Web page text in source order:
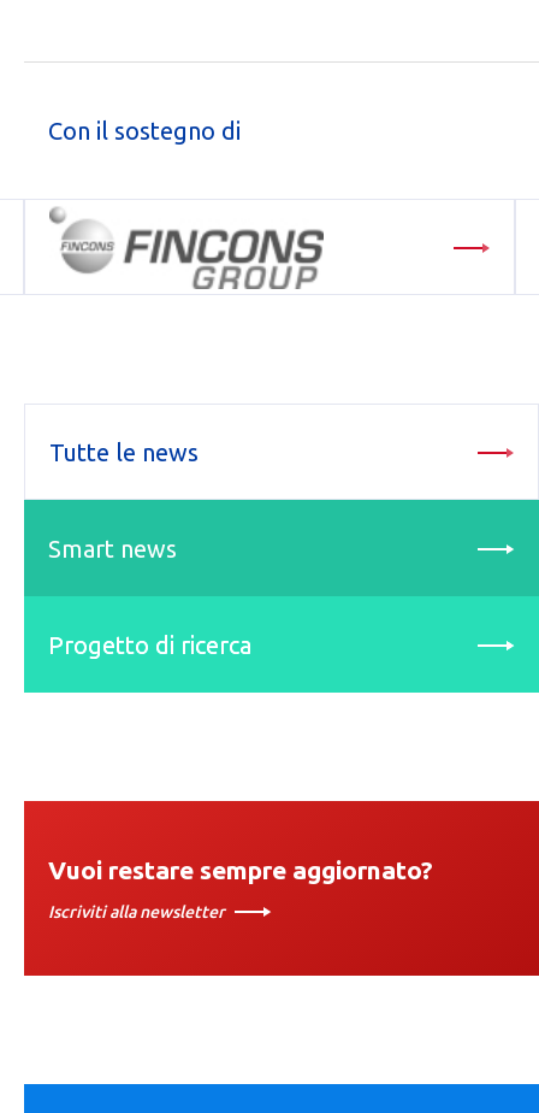
Con il sostegno di
Tutte le news
Smart news
Progetto di ricerca
Vuoi restare sempre aggiornato?
Iscriviti alla newsletter